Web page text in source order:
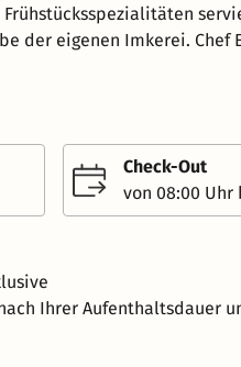
der eigenen Imkerei. Chef
Check-Out
von 08:00 Uhr
Ihrer Aufenthaltsdauer